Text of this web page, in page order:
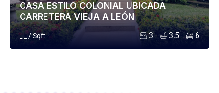
CASA ESTILO COLONIAL UBICADA
CARRETERA VIEJA A LEÓN
_ _ / Sqft 3 3.5 6